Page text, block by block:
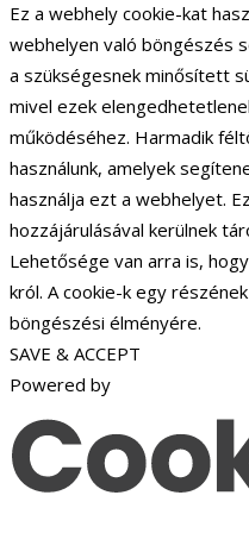
Ez a webhely cookie-kat
webhelyen való böngészés
a szükségesnek minősített
mivel ezek
működéséhez. Harmadik
használunk, amelyek
használja ezt a webhelyet.
hozzájárulásával kerülnek
Lehetősége van arra is,
król. A cookie-k egy
böngészési élményére.
SAVE & ACCEPT
Powered by